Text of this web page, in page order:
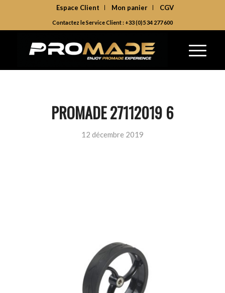
Espace Client Mon panier CGV
Contactez le Service Client : +33 (0)5 34 277 600
PROMADE 27112019 6
12 décembre 2019